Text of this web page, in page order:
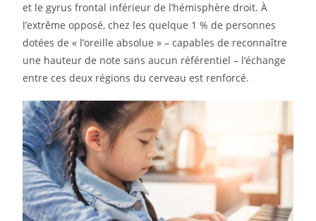
et le gyrus frontal inférieur de l’hémisphère droit. À
l’extrême opposé, chez les quelque 1 % de personnes
dotées de « l’oreille absolue » – capables de reconnaître
une hauteur de note sans aucun référentiel – l’échange
entre ces deux régions du cerveau est renforcé.